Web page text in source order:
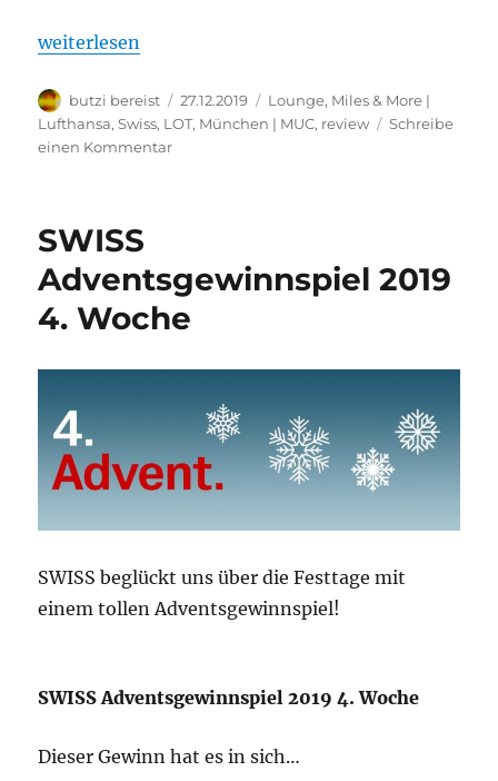
„Lufthansa SEN Senator Lounge München:
weiterlesen
Autor
butzi bereist
Veröffentlicht
am
27.12.2019 Kategorien
Lounge, Miles & More |
Lufthansa, Swiss, LOT, München | MUC, review
Schreibe
einen Kommentarzu
Bewertung
SWISS
Adventsgewinnspiel 2019
4. Woche
SWISS beglückt uns über die Festtage mit
einem tollen Adventsgewinnspiel!
SWISS Adventsgewinnspiel 2019 4. Woche
Dieser Gewinn hat es in sich…